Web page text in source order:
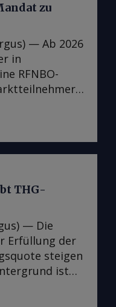
zu
— Ab 2026
in
RFNBO-
dass die
bringen.
10.
RED III neben
auch die
für
biogenen
von
THG-
— Die
Erfüllung der
steigen
ist
auf
ist der